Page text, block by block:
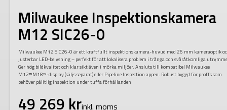
Milwaukee Inspektionskamera
M12 SIC26-0
Milwaukee M12 SIC26-0 är ett kraftfullt inspektionskamera-huvud med 26 mm kameraoptik
justerbar LED-belysning – perfekt för att lokalisera problem i trånga och svåråtkomliga
Ger hög bildkvalitet och klar sikt även i mörka miljöer. Ansluts till kompatibel Milwaukee
M12™M18™-display (säljs separat) eller Pipeline Inspection appen. Robust byggd för proffs som
behöver pålitlig inspektion under tuffa förhållanden.
49 269 krinkl. moms